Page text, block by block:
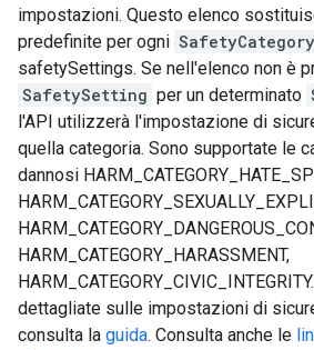
impostazioni. Questo elenco
predefinite per ogni SafetyCategory
safetySettings. Se nell'elenco non è
SafetySetting per un determinato
l'API utilizzerà l'impostazione di
quella categoria. Sono supportate le
dannosi
HARM_CATEGORY_HARASSMENT,
dettagliate sulle impostazioni di
consulta la guida. Consulta anche le